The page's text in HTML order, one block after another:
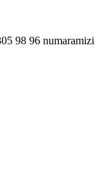
98 96